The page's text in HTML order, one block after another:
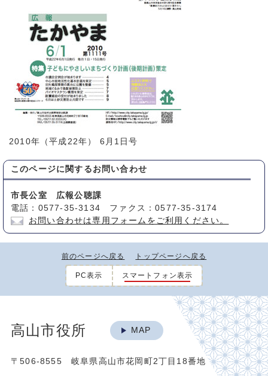
2010年（平成22年） 6月1日号
このページに関する お問い合わせ
市長公室 広報公聴課
電話：0577-35-3134 ファクス：0577-35-3174
お問い合わせは専用フォームをご利用ください。
前のページへ戻る トップページへ戻る
PC表示 スマートフォン表示
高山市役所 MAP
〒506-8555 岐阜県高山市花岡町2丁目18番地